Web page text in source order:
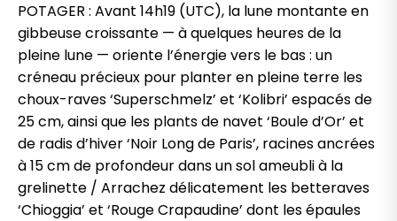
POTAGER : Avant 14h19 (UTC), la lune montante en
gibbeuse croissante — à quelques heures de la
pleine lune — oriente l’énergie vers le bas : un
créneau précieux pour planter en pleine terre les
choux-raves ‘Superschmelz’ et ‘Kolibri’ espacés de
25 cm, ainsi que les plants de navet ‘Boule d’Or’ et
de radis d’hiver ‘Noir Long de Paris’, racines ancrées
à 15 cm de profondeur dans un sol ameubli à la
grelinette / Arrachez délicatement les betteraves
‘Chioggia’ et ‘Rouge Crapaudine’ dont les épaules